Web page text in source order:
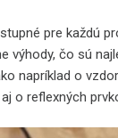
pre každú
výhody, čo sú
napríklad o
o reflexných